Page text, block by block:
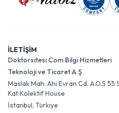
İLETİŞİM
Doktorsitesi Com Bilgi Hizmetleri
Teknoloji ve Ticaret A.Ş.
Maslak Mah. Ahi Evran Cd. A.O.S
Kat Kolektif House
İstanbul, Türkiye